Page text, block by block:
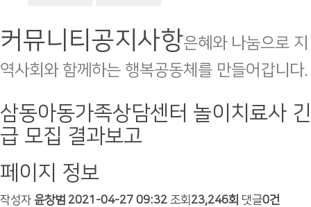
커뮤니티 공지사항은혜와 나눔으로 지
역사회와 함께하는 행복공동체를 만들어갑니다.
삼동아동가족상담센터 놀이치료사 긴
급 모집 결과보고
페이지 정보
작성자 윤창범 2021-04-27 09:32 조회 23,246회 댓글0건